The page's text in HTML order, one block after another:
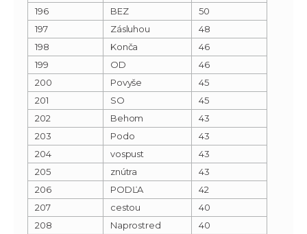
196
BEZ
50
197
Zásluhou
48
198
Konča
46
199
OD
46
200
Povyše
45
201
SO
45
202
Behom
43
203
Podo
43
204
vospust
43
205
znútra
43
206
PODĽA
42
207
cestou
40
208
Naprostred
40